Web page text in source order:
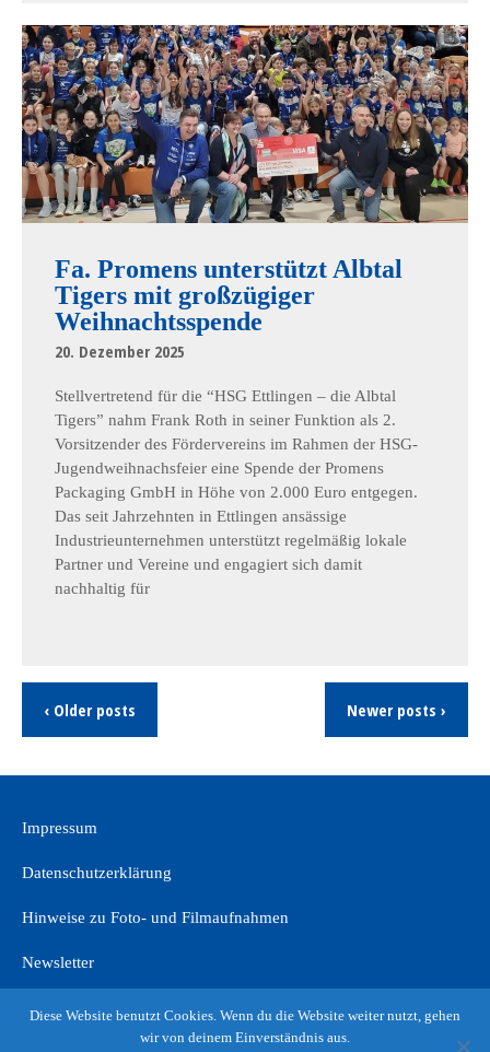
Fa. Promens unterstützt Albtal
Tigers mit großzügiger
Weihnachtsspende
20. Dezember 2025
Stellvertretend für die “HSG Ettlingen – die Albtal
Tigers” nahm Frank Roth in seiner Funktion als 2.
Vorsitzender des Fördervereins im Rahmen der HSG-
Jugendweihnachsfeier eine Spende der Promens
Packaging GmbH in Höhe von 2.000 Euro entgegen.
Das seit Jahrzehnten in Ettlingen ansässige
Industrieunternehmen unterstützt regelmäßig lokale
Partner und Vereine und engagiert sich damit
nachhaltig für
‹ Older posts Newer posts ›
Impressum
Datenschutzerklärung
Hinweise zu Foto- und Filmaufnahmen
Newsletter
Diese Website benutzt Cookies. Wenn du die Website weiter nutzt, gehen
wir von deinem Einverständnis aus.